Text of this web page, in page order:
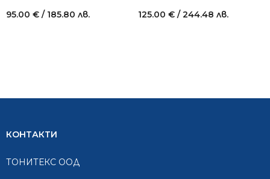
95.00 € / 185.80 лв. 125.00 € / 244.48 лв.
КОНТАКТИ
ТОНИТЕКС ООД